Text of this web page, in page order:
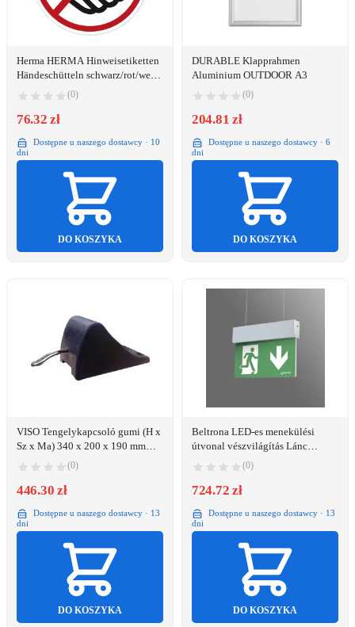
Herma HERMA Hinweisetiketten
Händeschütteln schwarz/rot/weiß
(0)
76.32 zł
Dostępne u naszego dostawcy · 10
dni
DO KOSZYKA
DURABLE Klapprahmen
Aluminium OUTDOOR A3
(0)
204.81 zł
Dostępne u naszego dostawcy · 6
dni
DO KOSZYKA
VISO Tengelykapcsoló gumi (H x
Sz x Ma) 340 x 200 x 190 mm
(WHEELSTOP)
(0)
446.30 zł
Dostępne u naszego dostawcy · 13
dni
DO KOSZYKA
Beltrona LED-es menekülési
útvonal vészvilágítás Lánc
szerelés (MEXM82504ZB)
(0)
724.72 zł
Dostępne u naszego dostawcy · 13
dni
DO KOSZYKA